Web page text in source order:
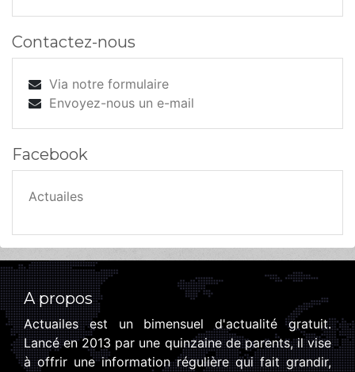
Contactez-nous
Via notre formulaire
Envoyez-nous un e-mail
Facebook
Actuailes
A propos
Actuailes est un bimensuel d'actualité gratuit.
Lancé en 2013 par une quinzaine de parents, il vise
à offrir une information régulière qui fait grandir,